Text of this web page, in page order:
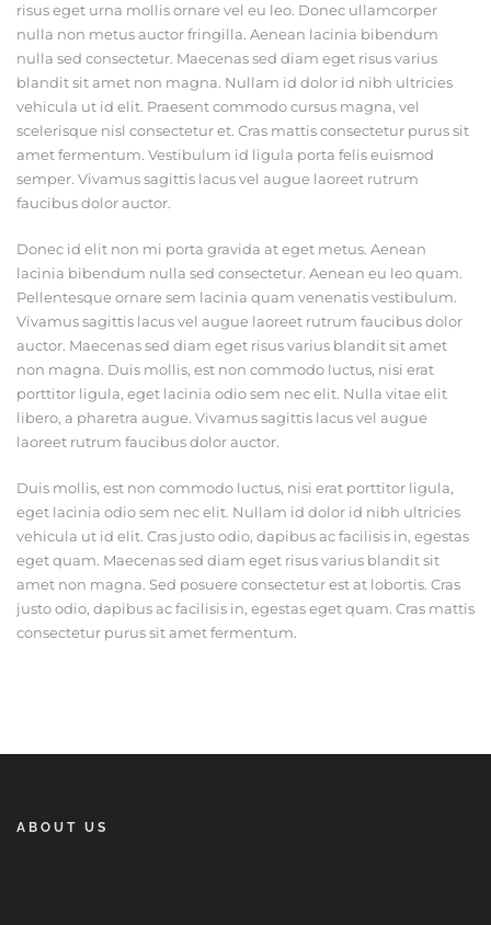
risus eget urna mollis ornare vel eu leo. Donec ullamcorper
nulla non metus auctor fringilla. Aenean lacinia bibendum
nulla sed consectetur. Maecenas sed diam eget risus varius
blandit sit amet non magna. Nullam id dolor id nibh ultricies
vehicula ut id elit. Praesent commodo cursus magna, vel
scelerisque nisl consectetur et. Cras mattis consectetur purus sit
amet fermentum. Vestibulum id ligula porta felis euismod
semper. Vivamus sagittis lacus vel augue laoreet rutrum
faucibus dolor auctor.
Donec id elit non mi porta gravida at eget metus. Aenean
lacinia bibendum nulla sed consectetur. Aenean eu leo quam.
Pellentesque ornare sem lacinia quam venenatis vestibulum.
Vivamus sagittis lacus vel augue laoreet rutrum faucibus dolor
auctor. Maecenas sed diam eget risus varius blandit sit amet
non magna. Duis mollis, est non commodo luctus, nisi erat
porttitor ligula, eget lacinia odio sem nec elit. Nulla vitae elit
libero, a pharetra augue. Vivamus sagittis lacus vel augue
laoreet rutrum faucibus dolor auctor.
Duis mollis, est non commodo luctus, nisi erat porttitor ligula,
eget lacinia odio sem nec elit. Nullam id dolor id nibh ultricies
vehicula ut id elit. Cras justo odio, dapibus ac facilisis in, egestas
eget quam. Maecenas sed diam eget risus varius blandit sit
amet non magna. Sed posuere consectetur est at lobortis. Cras
justo odio, dapibus ac facilisis in, egestas eget quam. Cras mattis
consectetur purus sit amet fermentum.
ABOUT US